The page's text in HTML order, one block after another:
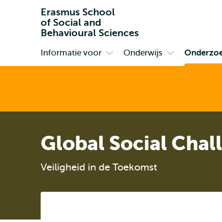
Erasmus School
of Social and
Behavioural Sciences
Primair
Informatie voor Onderwijs
Global Social
Veiligheid in de Toekomst